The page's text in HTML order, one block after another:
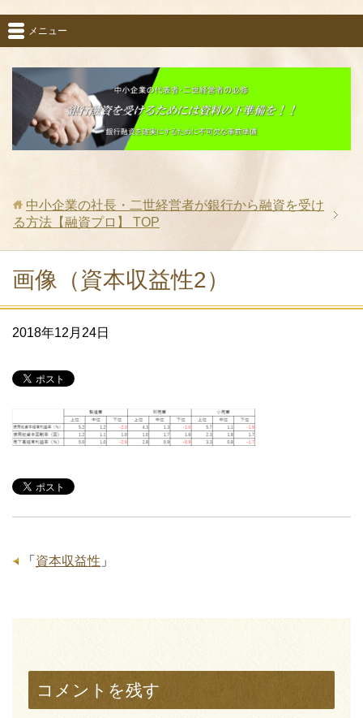
メニュー
中小企業の社長・二世経営者が銀行から融資を受け
る方法【融資プロ】
TOP
画像（資本収益性2）
2018年12月24日
「 資本収益性 」
コメントを残す